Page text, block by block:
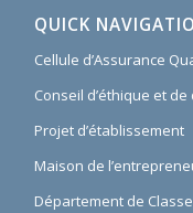
QUICK
Cellule d’Assurance
Conseil d’éthique et
Projet d’établissement
Maison de
Département de